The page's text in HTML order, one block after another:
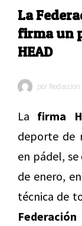
La
firma un
HEAD
por Redaccion
La firma
deporte de
en pádel,
de enero,
técnica de